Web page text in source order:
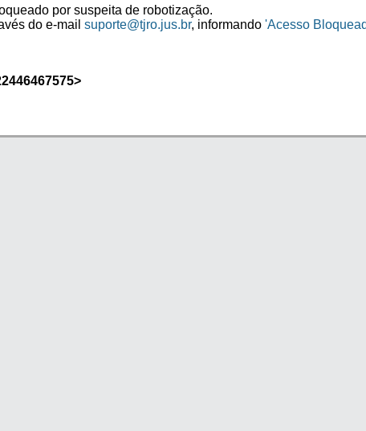
por suspeita de robotização.
do e-mail suporte@tjro.jus.br, informando 'Acesso